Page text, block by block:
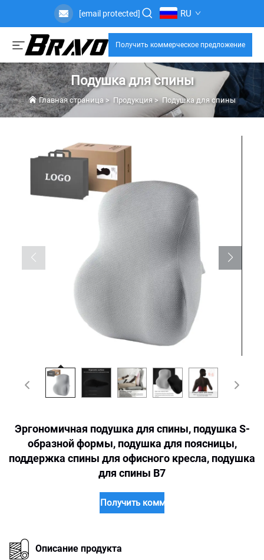
[email protected] RU
Получить коммерческое предложение
Подушка для спины
Главная страница> Продукция>Подушка для спины
Эргономичная подушка для спины, подушка S-
образной формы, подушка для поясницы,
поддержка спины для офисного кресла, подушка
для спины B7
Получить коммерческое предложение
Описание продукта